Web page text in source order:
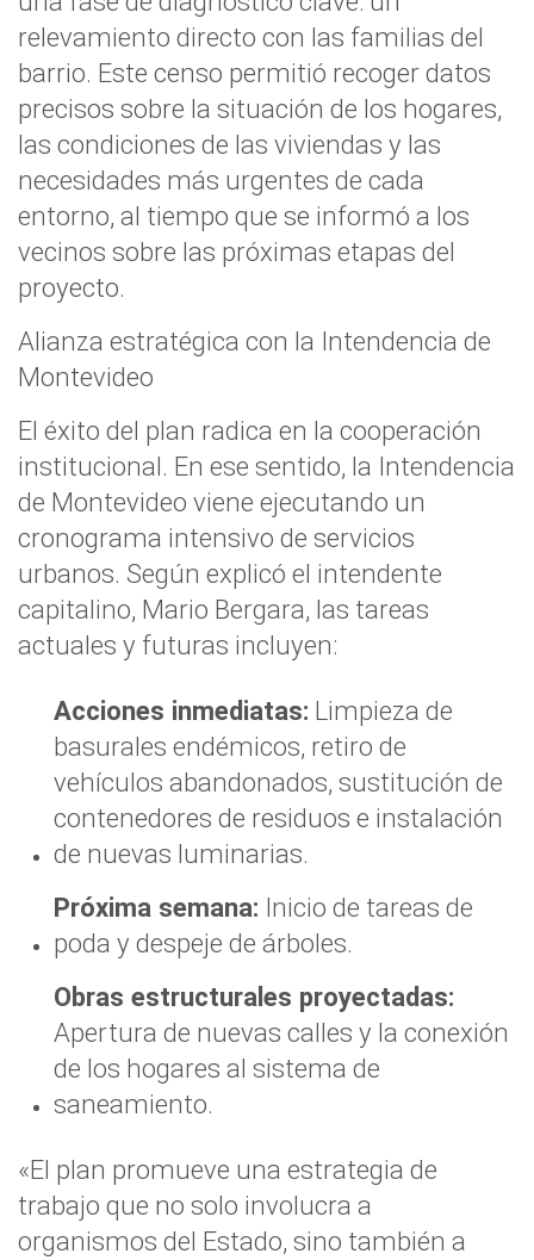
relevamiento directo con las familias del
barrio. Este censo permitió recoger datos
precisos sobre la situación de los hogares,
las condiciones de las viviendas y las
necesidades más urgentes de cada
entorno, al tiempo que se informó a los
vecinos sobre las próximas etapas del
proyecto.
Alianza estratégica con la Intendencia de
Montevideo
El éxito del plan radica en la cooperación
institucional. En ese sentido, la Intendencia
de Montevideo viene ejecutando un
cronograma intensivo de servicios
urbanos. Según explicó el intendente
capitalino, Mario Bergara, las tareas
actuales y futuras incluyen:
Acciones inmediatas: Limpieza de
basurales endémicos, retiro de
vehículos abandonados, sustitución de
contenedores de residuos e instalación
de nuevas luminarias.
Próxima semana: Inicio de tareas de
poda y despeje de árboles.
Obras estructurales proyectadas:
Apertura de nuevas calles y la conexión
de los hogares al sistema de
saneamiento.
«El plan promueve una estrategia de
trabajo que no solo involucra a
organismos del Estado, sino también a